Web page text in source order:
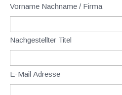
Vorname Nachname / Firma
Nachgestellter Titel
E-Mail Adresse